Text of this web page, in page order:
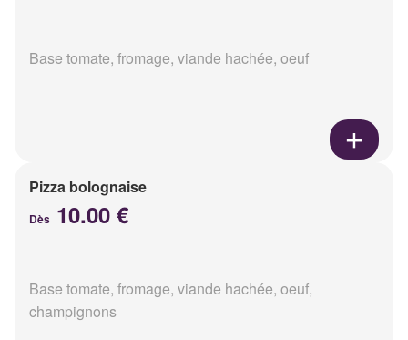
Base tomate, fromage, viande hachée, oeuf
Pizza bolognaise
Dès 10.00 €
Base tomate, fromage, viande hachée, oeuf,
champignons